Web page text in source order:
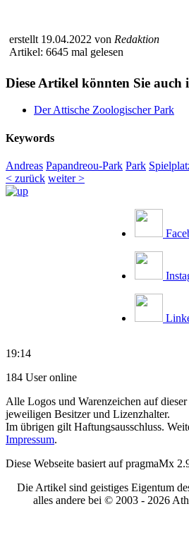
erstellt 19.04.2022 von Redaktion
Artikel: 6645 mal gelesen
Diese Artikel könnten Sie auch
Der Attische Zoologischer Park
Keywords
Andreas Papandreou-Park Park
< zurück weiter >
19:14
184 User online
Alle Logos und Warenzeichen auf
jeweiligen Besitzer und Lizenzhalter.
Im übrigen gilt Haftungsausschluss.
Impressum.
Diese Webseite basiert auf pragmaMx
Die Artikel sind geistiges Eigentum
alles andere bei © 2003 - 2026